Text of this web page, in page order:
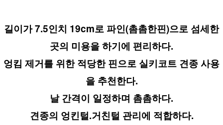
길이가 7.5인치 19cm로 파인(촘촘한핀)으로 섬세한
곳의 미용을 하기에 편리하다.
엉킴 제거를 위한 적당한 핀으로 실키코트 견종 사용
을 추천한다.
날 간격이 일정하며 촘촘하다.
견종의 엉킨털.거친털 관리에 적합하다.